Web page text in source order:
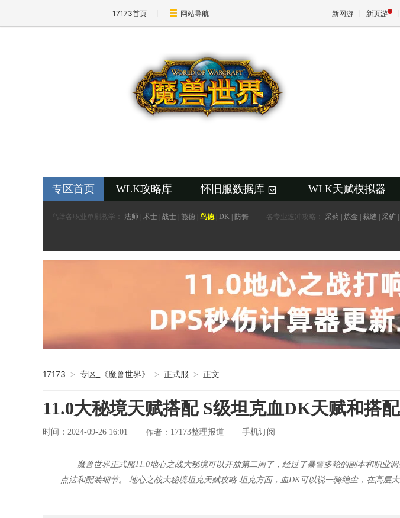
17173首页 网站导航 新网游 新页游
专区首页 WLK攻略库 怀旧服数据库 + WLK天赋模拟器
乌堡各职业单刷教学： 法师 术士 战士 熊德 鸟德| DK 防骑 各专业速冲攻略： 采药 炼金 裁缝 采矿
17173 > 专区_《魔兽世界》 > 正式服 > 正文
11.0大秘境天赋搭配 S级坦克血DK天赋和搭
时间：2024-09-26 16:01 作者： 17173整理报道 手机订阅
魔兽世界正式服11.0地心之战大秘境可以开放第二周了，经过了暴雪多轮的副本和职业
点法和配装细节。 地心之战大秘境坦克天赋攻略 坦克方面，血DK可以说一骑绝尘，在高层